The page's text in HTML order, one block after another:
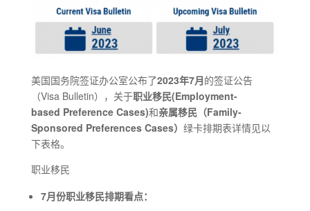
美国国务院签证办公室公布了2023年7月的签证公告
（Visa Bulletin），关于职业移民(Employment-
based Preference Cases)和亲属移民（Family-
Sponsored Preferences Cases） 绿卡排期表详情见以
下表格。
职业移民
7月份职业移民排期看点：